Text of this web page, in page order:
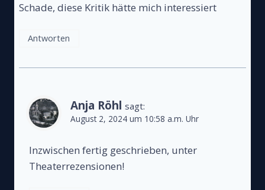
Schade, diese Kritik hätte mich interessiert
Antworten
Anja Röhl sagt:
August 2, 2024 um 10:58 a.m. Uhr
Inzwischen fertig geschrieben, unter
Theaterrezensionen!